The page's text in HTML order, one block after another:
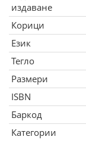
издаване
Корици
Език
Тегло
Размери
ISBN
Баркод
Категории